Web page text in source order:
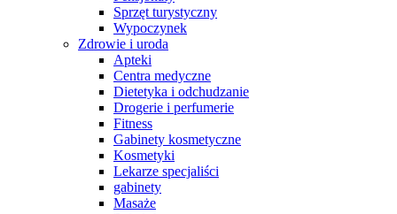
Sprzęt turystyczny
Wypoczynek
Zdrowie i uroda
Apteki
Centra medyczne
Dietetyka i odchudzanie
Drogerie i perfumerie
Fitness
Gabinety kosmetyczne
Kosmetyki
Lekarze specjaliści
gabinety
Masaże